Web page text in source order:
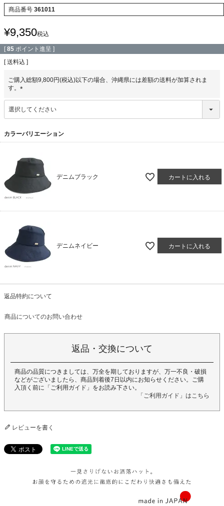
商品番号 361011
¥9,350税込
[ 85 ポイント進呈 ]
送料込
ご購入総額9,800円(税込)以下の場合、沖縄県には差額の送料が加算されま
す。
必
須
カラーバリエーション
デニムブラック カートに入れる
デニムネイビー カートに入れる
返品特約について
商品についてのお問い合わせ
返品・交換について
商品の品質につきましては、万全を期しておりますが、万一不良・破損
などがございましたら、商品到着後7日以内にお知らせください。ご購
入頂く前に「ご利用ガイド」をお読み下さい。
「ご利用ガイド」はこちら
レビューを書く